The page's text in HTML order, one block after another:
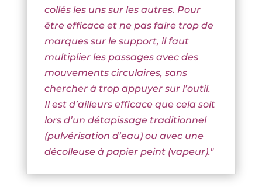
collés les uns sur les autres. Pour
être efficace et ne pas faire trop de
marques sur le support, il faut
multiplier les passages avec des
mouvements circulaires, sans
chercher à trop appuyer sur l’outil.
Il est d’ailleurs efficace que cela soit
lors d’un détapissage traditionnel
(pulvérisation d’eau) ou avec une
décolleuse à papier peint (vapeur)."